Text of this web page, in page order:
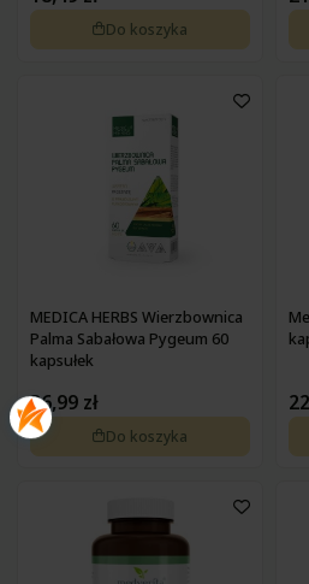
Pokrzywa
Pyłek pszczeli
Resweratrol
Różeniec górski
Suplementy złożone
Waleriana
Węgiel
Wierzbownica
Witaminy i minerały
Żeń-szeń
Zdrowa żywność na wątrobę
Zdrowa żywność na zaparcia
Zdrowa żywność na żołądek
Do koszyka
MEDICA HERBS Wierzbownica
Palma Sabałowa Pygeum 60
kapsułek
36,99 zł
Do koszyka